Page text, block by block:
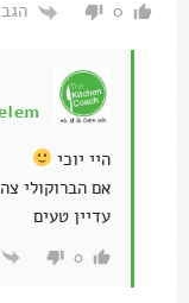
0 הגב
היי יוכי
אם הברוקולי
עדיין טעים
0